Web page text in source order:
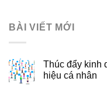
BÀI VIẾT MỚI
Thúc đẩy kinh
hiệu cá nhân